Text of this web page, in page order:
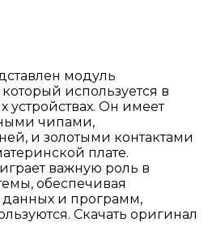
модуль
используется в
устройствах. Он имеет
чипами,
и золотыми контактами
плате.
важную роль в
обеспечивая
и программ,
Скачать оригинал